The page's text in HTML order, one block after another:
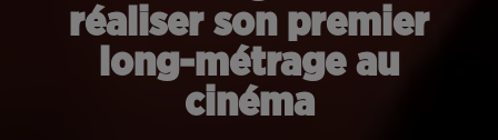
réaliser son premier
long-métrage au
cinéma